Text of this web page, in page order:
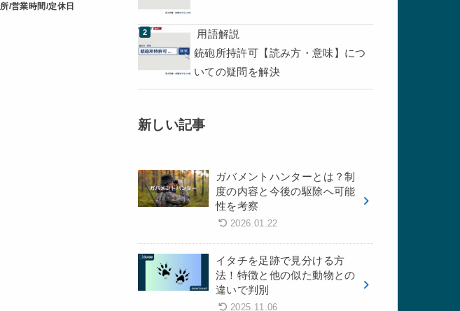
所/営業時間/定休日
用語解説
銃砲所持許可【読み方・意味】につ
いての疑問を解決
新しい記事
ガバメントハンターとは？制
度の内容と今後の駆除へ可能
性を考察
2026.01.22
イタチを足跡で見分ける方
法！特徴と他の似た動物との
違いで判別
2025.11.06